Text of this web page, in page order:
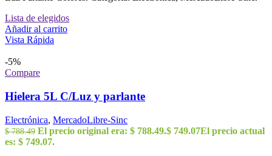
Lista de elegidos
Añadir al carrito
Vista Rápida
-5%
Compare
Hielera 5L C/Luz y parlante
Electrónica, MercadoLibre-Sinc
$788.49 El precio original era: $ 788.49.$ 749.07El precio actual
es: $ 749.07.